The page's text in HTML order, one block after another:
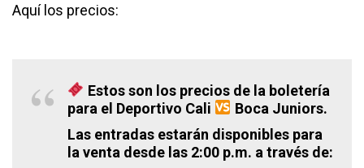
Aquí los precios:
Estos son los precios de la boletería
para el Deportivo Cali
Boca Juniors.
Las entradas estarán disponibles para
la venta desde las 2:00 p.m. a través de: